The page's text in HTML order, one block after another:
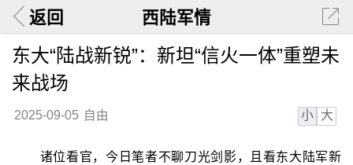
返回 西陆军情
东大“陆战新锐”：新坦“信火一体”重塑未
来战场
2025-09-05 自由 小 大
诸位看官，今日笔者不聊刀光剑影，且看东大陆军新